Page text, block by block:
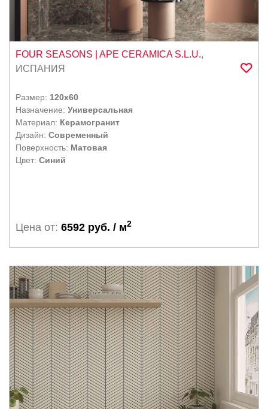
ITALON
KEOPE
KERAKOL
KERAMA MARAZZI
LEOPARD
MAINZU
MARCA CORONA
METROPOL KERAMIKA S-L
RAGNO
SERENISSIMA CIR
SETTECENTO
SETTECENTO ( Италия)
STN CERAMIKA
VITRA
WOW
Ласселсбергер
Ширина, см.
-
Толщина, мм.
FOUR SEASONS | APE CERAMICA S.L.U.,
ИСПАНИЯ
Размер: 120x60
Назначение: Универсальная
Материал: Керамогранит
Дизайн: Современный
Поверхность: Матовая
Цвет: Синий
Цена от: 6592 руб. / м2